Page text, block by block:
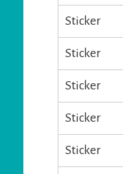
Sticker
Sticker
Sticker
Sticker
Sticker